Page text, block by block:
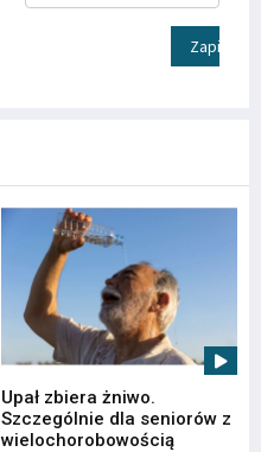
Zapisz
Upał zbiera żniwo.
Szczególnie dla seniorów z
wielochorobowością